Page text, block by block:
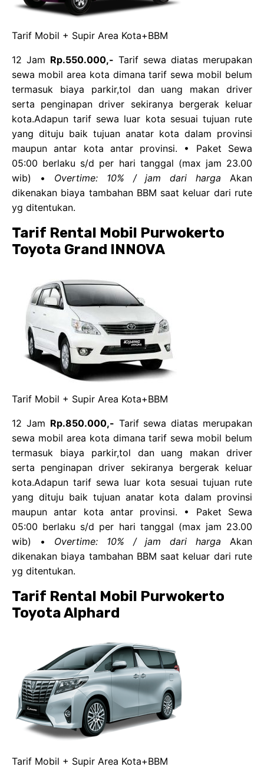
Tarif Mobil + Supir Area Kota+BBM
12 Jam Rp.550.000,- Tarif sewa diatas merupakan
sewa mobil area kota dimana tarif sewa mobil belum
termasuk biaya parkir,tol dan uang makan driver
serta penginapan driver sekiranya bergerak keluar
kota.Adapun tarif sewa luar kota sesuai tujuan rute
yang dituju baik tujuan anatar kota dalam provinsi
maupun antar kota antar provinsi. • Paket Sewa
05:00 berlaku s/d per hari tanggal (max jam 23.00
wib) • Overtime: 10% / jam dari harga Akan
dikenakan biaya tambahan BBM saat keluar dari rute
yg ditentukan.
Tarif Rental Mobil Purwokerto
Toyota Grand INNOVA
Tarif Mobil + Supir Area Kota+BBM
12 Jam Rp.850.000,- Tarif sewa diatas merupakan
sewa mobil area kota dimana tarif sewa mobil belum
termasuk biaya parkir,tol dan uang makan driver
serta penginapan driver sekiranya bergerak keluar
kota.Adapun tarif sewa luar kota sesuai tujuan rute
yang dituju baik tujuan anatar kota dalam provinsi
maupun antar kota antar provinsi. • Paket Sewa
05:00 berlaku s/d per hari tanggal (max jam 23.00
wib) • Overtime: 10% / jam dari harga Akan
dikenakan biaya tambahan BBM saat keluar dari rute
yg ditentukan.
Tarif Rental Mobil Purwokerto
Toyota Alphard
Tarif Mobil + Supir Area Kota+BBM